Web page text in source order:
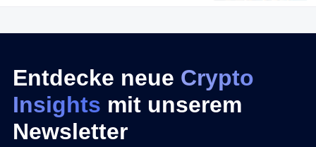
Entdecke neue Crypto
Insights mit unserem
Newsletter